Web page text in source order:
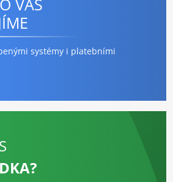
systémy i platebními